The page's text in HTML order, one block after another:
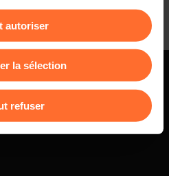
modifier ou retirer votre
en cliquant sur l’icône
chaque page.
sur la manière dont
sommes amenés à traiter
vous pouvez consulter notre
autoriser
la sélection
refuser